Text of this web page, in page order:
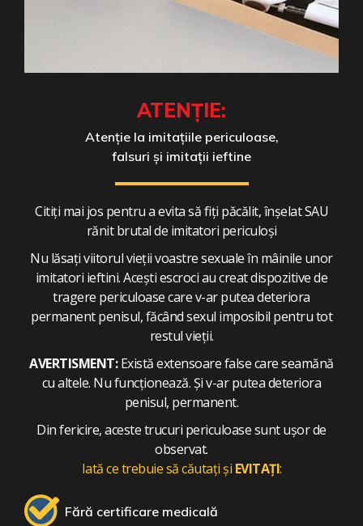
ATENȚIE:
Atenție la imitațiile periculoase,
falsuri și imitații ieftine
Citiți mai jos pentru a evita să fiți păcălit, înșelat SAU
rănit brutal de imitatori periculoși
Nu lăsați viitorul vieții voastre sexuale în mâinile unor
imitatori ieftini. Acești escroci au creat dispozitive de
tragere periculoase care v-ar putea deteriora
permanent penisul, făcând sexul imposibil pentru tot
restul vieții.
AVERTISMENT:Există extensoare false care seamănă
cu altele. Nu funcționează. Și v-ar putea deteriora
penisul, permanent.
Din fericire, aceste trucuri periculoase sunt ușor de
observat.
Iată ce trebuie să căutați și EVITAȚI:
Fără certificare medicală